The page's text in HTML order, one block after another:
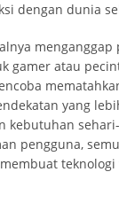
dengan dunia
gamer atau
yang
kebutuhan
pengguna,